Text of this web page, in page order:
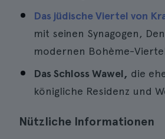
Das jüdische Viertel von
mit seinen Synagogen,
modernen Bohème-
Das Schloss Wawel, die
königliche Residenz und
Nützliche Informationen